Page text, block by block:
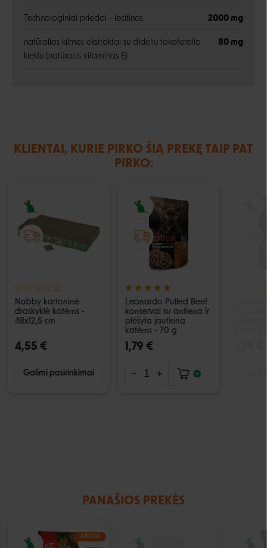
Technologiniai priedai - lecitinas 2000 mg
natūralios kilmės ekstraktai su dideliu tokoferolio
kiekiu (natūralus vitaminas E)
80 mg
KLIENTAI, KURIE PIRKO ŠIĄ PREKĘ TAIP PAT
PIRKO:
Nobby kartoninė
draskyklė katėms -
48x12,5 cm
4,55 €
Galimi pasirinkimai
Leonardo Pulled Beef
konservai su antiena ir
plėšyta jautiena
katėms - 70 g
1,79 €
PANAŠIOS PREKĖS
AKCIJA